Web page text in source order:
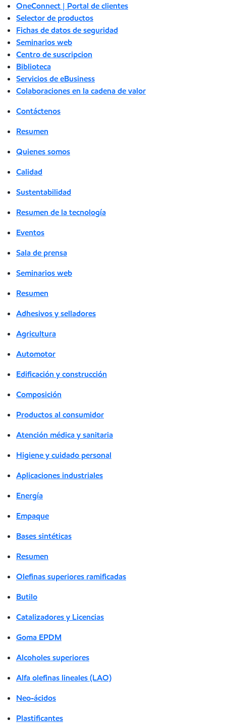
OneConnect | Portal de clientes
Selector de productos
Fichas de datos de seguridad
Seminarios web
Centro de suscripcion
Biblioteca
Servicios de eBusiness
Colaboraciones en la cadena de valor
Contáctenos
Resumen
Quienes somos
Calidad
Sustentabilidad
Resumen de la tecnología
Eventos
Sala de prensa
Seminarios web
Resumen
Adhesivos y selladores
Agricultura
Automotor
Edificación y construcción
Composición
Productos al consumidor
Atención médica y sanitaria
Higiene y cuidado personal
Aplicaciones industriales
Energía
Empaque
Bases sintéticas
Resumen
Olefinas superiores ramificadas
Butilo
Catalizadores y Licencias
Goma EPDM
Alcoholes superiores
Alfa olefinas lineales (LAO)
Neo-ácidos
Plastificantes